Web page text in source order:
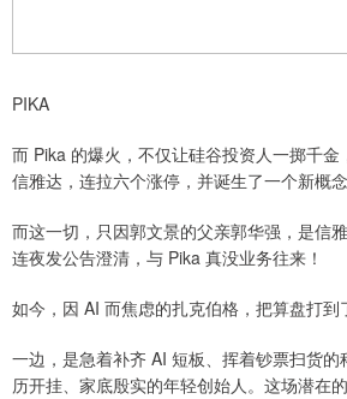
PIKA
而 Pika 的爆火，不仅让硅谷投资人一掷千金
信雅达，连拉六个涨停，并诞生了一个新概
而这一切，只因郭文景的父亲郭华强，是信
连夜发公告澄清，与 Pika 真没业务往来！
如今，因 AI 而焦虑的扎克伯格，把算盘打到
一边，是急着补齐 AI 短板、挥着钞票扫货
历开挂、家底殷实的年轻创始人。这场潜在